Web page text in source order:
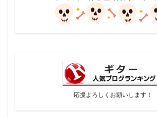
応援よろしくお願いします！